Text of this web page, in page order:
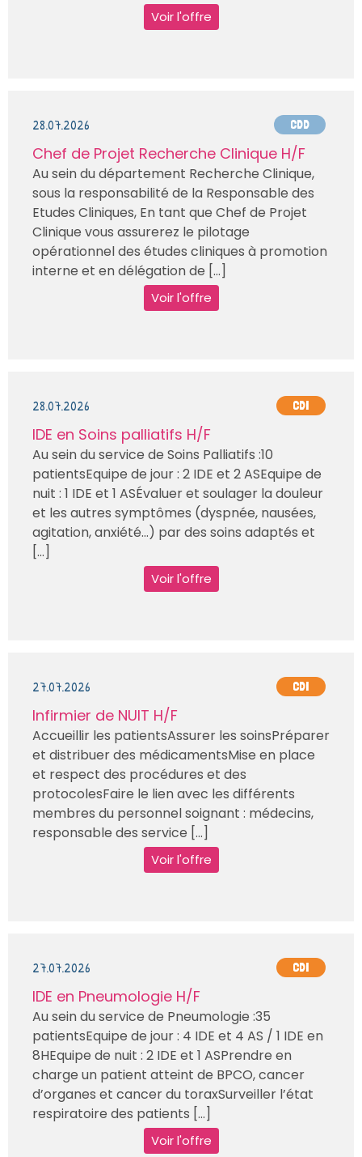
Voir l'offre
28.07.2026 CDD
Chef de Projet Recherche Clinique H/F
Au sein du département Recherche Clinique,
sous la responsabilité de la Responsable des
Etudes Cliniques, En tant que Chef de Projet
Clinique vous assurerez le pilotage
opérationnel des études cliniques à promotion
interne et en délégation de [...]
Voir l'offre
28.07.2026 CDI
IDE en Soins palliatifs H/F
Au sein du service de Soins Palliatifs :10
patientsEquipe de jour : 2 IDE et 2 ASEquipe de
nuit : 1 IDE et 1 ASÉvaluer et soulager la douleur
et les autres symptômes (dyspnée, nausées,
agitation, anxiété…) par des soins adaptés et
[...]
Voir l'offre
27.07.2026 CDI
Infirmier de NUIT H/F
Accueillir les patientsAssurer les soinsPréparer
et distribuer des médicamentsMise en place
et respect des procédures et des
protocolesFaire le lien avec les différents
membres du personnel soignant : médecins,
responsable des service [...]
Voir l'offre
27.07.2026 CDI
IDE en Pneumologie H/F
Au sein du service de Pneumologie :35
patientsEquipe de jour : 4 IDE et 4 AS / 1 IDE en
8HEquipe de nuit : 2 IDE et 1 ASPrendre en
charge un patient atteint de BPCO, cancer
d’organes et cancer du toraxSurveiller l’état
respiratoire des patients [...]
Voir l'offre